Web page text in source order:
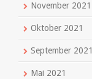
November 2021
Oktober 2021
September 2021
Mai 2021